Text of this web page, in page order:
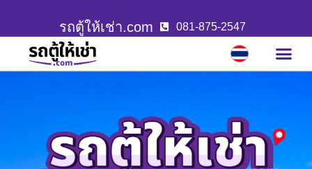
รถตู้ให้เช่า.com 081-875-2547